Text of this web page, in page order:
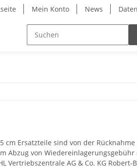
Mein Konto News
cm Ersatzteile sind von der
von Wiedereinlagerungsgebühr
AG & Co. KG Robert-